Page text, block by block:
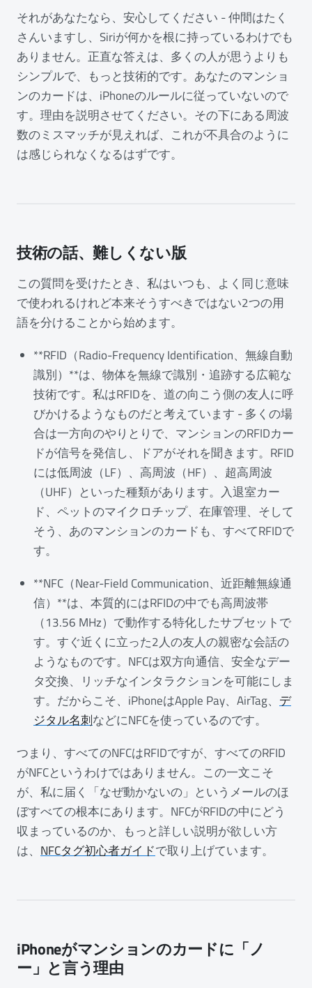
それがあなたなら、安心してください - 仲間はたく
さんいますし、Siriが何かを根に持っているわけでも
ありません。正直な答えは、多くの人が思うよりも
シンプルで、もっと技術的です。あなたのマンショ
ンのカードは、iPhoneのルールに従っていないので
す。理由を説明させてください。その下にある周波
数のミスマッチが見えれば、これが不具合のように
は感じられなくなるはずです。
技術の話、難しくない版
この質問を受けたとき、私はいつも、よく同じ意味
で使われるけれど本来そうすべきではない2つの用
語を分けることから始めます。
**RFID（Radio-Frequency Identification、無線自動
識別）**は、物体を無線で識別・追跡する広範な
技術です。私はRFIDを、道の向こう側の友人に呼
びかけるようなものだと考えています - 多くの場
合は一方向のやりとりで、マンションのRFIDカー
ドが信号を発信し、ドアがそれを聞きます。RFID
には低周波（LF）、高周波（HF）、超高周波
（UHF）といった種類があります。入退室カー
ド、ペットのマイクロチップ、在庫管理、そして
そう、あのマンションのカードも、すべてRFIDで
す。
**NFC（Near-Field Communication、近距離無線通
信）**は、本質的にはRFIDの中でも高周波帯
（13.56 MHz）で動作する特化したサブセットで
す。すぐ近くに立った2人の友人の親密な会話の
ようなものです。NFCは双方向通信、安全なデー
タ交換、リッチなインタラクションを可能にしま
す。だからこそ、iPhoneはApple Pay、AirTag、 デ
ジタル名刺などにNFCを使っているのです。
つまり、すべてのNFCはRFIDですが、すべてのRFID
がNFCというわけではありません。この一文こそ
が、私に届く「なぜ動かないの」というメールのほ
ぼすべての根本にあります。NFCがRFIDの中にどう
収まっているのか、もっと詳しい説明が欲しい方
は、 NFCタグ初心者ガイドで取り上げています。
iPhoneがマンションのカードに「ノ
ー」と言う理由